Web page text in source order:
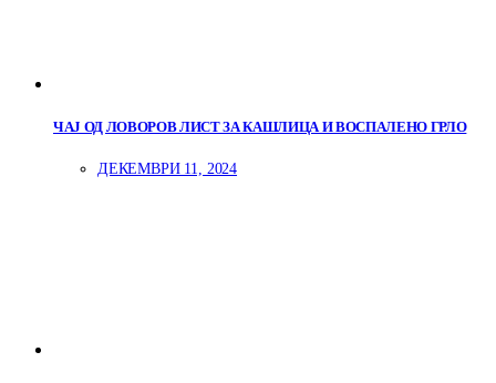
ЧАЈ ОД ЛОВОРОВ ЛИСТ ЗА КАШЛИЦА И ВОСПАЛЕНО ГРЛО
ДЕКЕМВРИ 11, 2024